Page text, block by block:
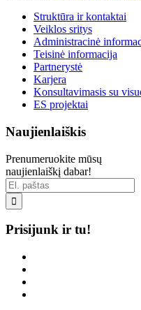
Struktūra ir kontaktai
Veiklos sritys
Administracinė
Teisinė informacija
Partnerystė
Karjera
Konsultavimasis su
ES projektai
Naujienlaiškis
Prenumeruokite mūsų
naujienlaiškį dabar!

Prisijunk ir tu!